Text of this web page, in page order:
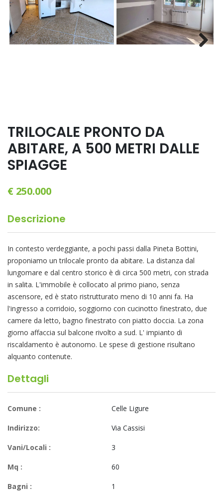
TRILOCALE PRONTO DA
ABITARE, A 500 METRI DALLE
SPIAGGE
€ 250.000
Descrizione
In contesto verdeggiante, a pochi passi dalla Pineta Bottini,
proponiamo un trilocale pronto da abitare. La distanza dal
lungomare e dal centro storico è di circa 500 metri, con strada
in salita. L'immobile è collocato al primo piano, senza
ascensore, ed è stato ristrutturato meno di 10 anni fa. Ha
l'ingresso a corridoio, soggiorno con cucinotto finestrato, due
camere da letto, bagno finestrato con piatto doccia. La zona
giorno affaccia sul balcone rivolto a sud. L' impianto di
riscaldamento è autonomo. Le spese di gestione risultano
alquanto contenute.
Dettagli
Comune : Celle Ligure
Indirizzo: Via Cassisi
Vani/Locali : 3
Mq : 60
Bagni : 1